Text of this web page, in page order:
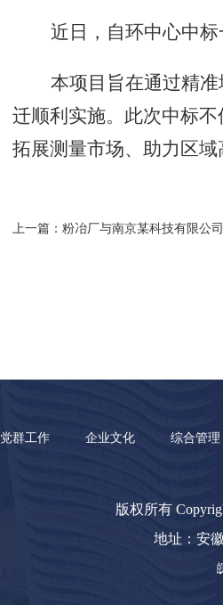
近日， 自环中心中标
本项目旨在通过精
迁顺利实施。 此次中标
拓展测量市场、助力区域
上一篇：粉冶厂与南京某科技有限公
党群工作 企业文化 综合管理
版权所有
地址：安